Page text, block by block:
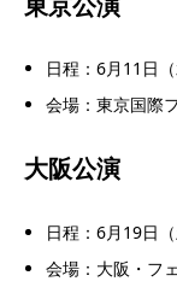
日程：6月11日（
会場：東京国際
大阪公演
日程：6月19日（
会場：大阪・フ